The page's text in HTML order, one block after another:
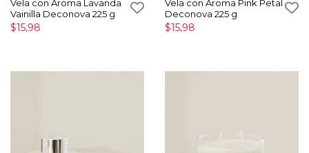
Vela con Aroma Lavanda
Vainilla Deconova 225 g
$15,98
Vela con Aroma Pink Petal
Deconova 225 g
$15,98